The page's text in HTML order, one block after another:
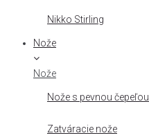
Nikko Stirling
Nože
Nože
Nože s pevnou čepeľou
Zatváracie nože